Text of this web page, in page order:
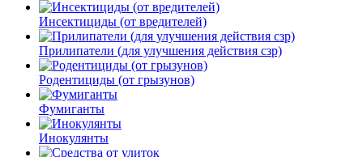
Инсектициды (от вредителей)
Прилипатели (для улучшения действия сзр)
Родентициды (от грызунов)
Фумиганты
Инокулянты